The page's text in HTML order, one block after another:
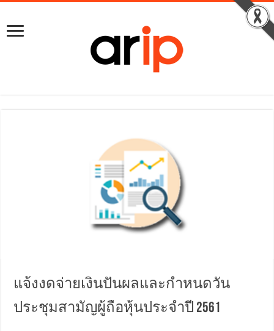
แจ้งงดจ่ายเงินปันผลและกำหนดวัน
ประชุมสามัญผู้ถือหุ้นประจำปี 2561